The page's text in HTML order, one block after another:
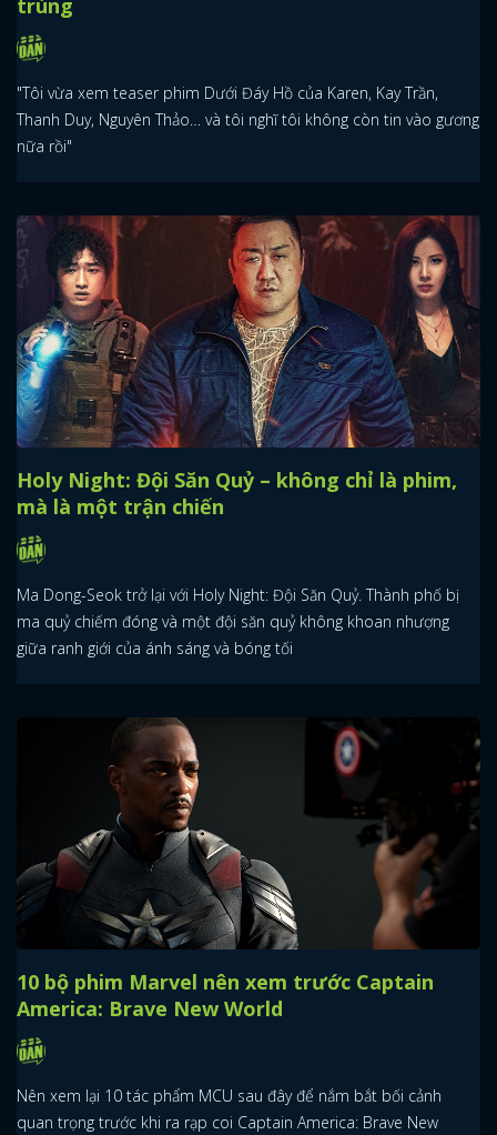
trùng
"Tôi vừa xem teaser phim Dưới Đáy Hồ của Karen, Kay Trần,
Thanh Duy, Nguyên Thảo… và tôi nghĩ tôi không còn tin vào gương
nữa rồi"
Holy Night: Đội Săn Quỷ – không chỉ là phim,
mà là một trận chiến
Ma Dong-Seok trở lại với Holy Night: Đội Săn Quỷ. Thành phố bị
ma quỷ chiếm đóng và một đội săn quỷ không khoan nhượng
giữa ranh giới của ánh sáng và bóng tối
10 bộ phim Marvel nên xem trước Captain
America: Brave New World
Nên xem lại 10 tác phẩm MCU sau đây để nắm bắt bối cảnh
quan trọng trước khi ra rạp coi Captain America: Brave New